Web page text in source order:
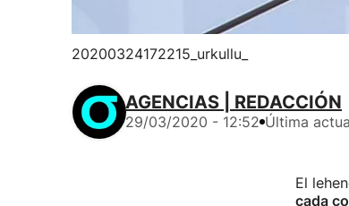
20200324172215_urkullu_
AGENCIAS | REDACCIÓN
29/03/2020 - 12:52 Última
El
cada